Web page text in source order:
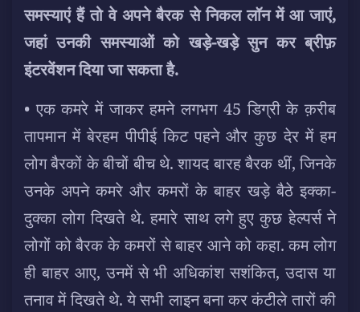
समस्याएं हैं तो वे अपने बैरक से निकल लॉन में आ जाएं,
जहां उनकी समस्याओं को खड़े-खड़े सुन कर ब्रीफ़
इंटरवेंशन दिया जा सकता है.
• एक कमरे में जाकर हमने लगभग 45 डिग्री के क़रीब
तापमान में बेरहम पीपीई किट पहने और कुछ देर में हम
लोग बैरकों के बीचों बीच थे. शायद बारह बैरक थीं, जिनके
उनके अपने कमरे और कमरों के बाहर खड़े बैठे इक्का-
दुक्का लोग दिखते थे. हमारे साथ लगे हुए कुछ हेल्पर्स ने
लोगों को बैरक के कमरों से बाहर आने को कहा. कम लोग
ही बाहर आए, उनमें से भी अधिकांश सशंकित, उदास या
तनाव में दिखते थे. ये सभी लाइन बना कर कंटीले तारों की